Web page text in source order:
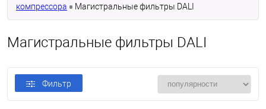
компрессора
Магистральные фильтры DALI
Магистральные фильтры DALI
Фильтр